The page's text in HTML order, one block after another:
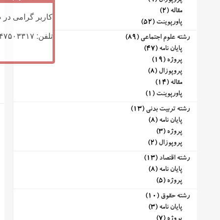
مقاله (2)
پاورپوینت (52)
رشته علوم اجتماعی (89)
پایان نامه (47)
پروژه (19)
پروپوزال (8)
مقاله (14)
پاورپوینت (1)
رشته تربیت بدنی (13)
پایان نامه (8)
پروژه (3)
پروپوزال (2)
رشته اقتصاد (13)
پایان نامه (8)
پروژه (5)
رشته حقوق (10)
پایان نامه (3)
کاربر گرامی
تلفن: ۰۹۱۴۷۵۰۳۳۱۷ (تلگرام یا تماس)